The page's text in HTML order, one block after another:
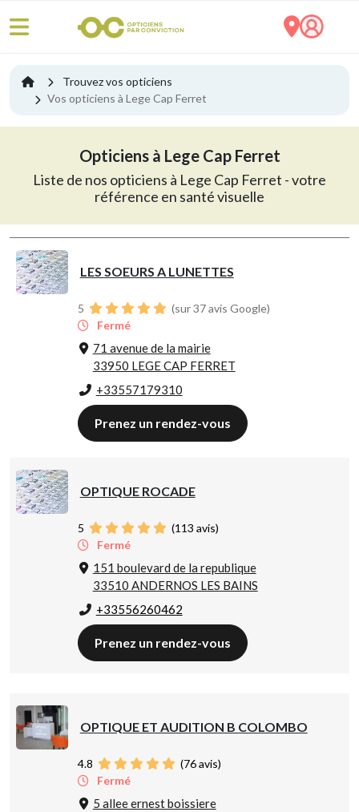
Trouvez vos opticiens
Vos opticiens à Lege Cap Ferret
Opticiens à Lege Cap Ferret
Liste de nos opticiens à Lege Cap Ferret - votre
référence en santé visuelle
LES SOEURS A LUNETTES
5
(sur 37 avis Google)
Fermé
71 avenue de la mairie
33950 LEGE CAP FERRET
+33557179310
Prenez un rendez-vous
OPTIQUE ROCADE
5 (113 avis)
Fermé
151 boulevard de la republique
33510 ANDERNOS LES BAINS
+33556260462
Prenez un rendez-vous
OPTIQUE ET AUDITION B COLOMBO
4.8 (76avis)
Fermé
5 allee ernest boissiere